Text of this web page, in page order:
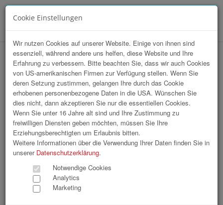
Sommerfrische Wien
Cookie Einstellungen
Wir nutzen Cookies auf unserer Website. Einige von ihnen sind
essenziell, während andere uns helfen, diese Website und Ihre
Erfahrung zu verbessern. Bitte beachten Sie, dass wir auch Cookies
von US-amerikanischen Firmen zur Verfügung stellen. Wenn Sie
deren Setzung zustimmen, gelangen Ihre durch das Cookie
erhobenen personenbezogene Daten in die USA. Wünschen Sie
dies nicht, dann akzeptieren Sie nur die essentiellen Cookies.
Wenn Sie unter 16 Jahre alt sind und Ihre Zustimmung zu
freiwilligen Diensten geben möchten, müssen Sie Ihre
Erziehungsberechtigten um Erlaubnis bitten.
Weitere Informationen über die Verwendung Ihrer Daten finden Sie in
unserer Datenschutzerklärung.
Notwendige Cookies
Analytics
Marketing